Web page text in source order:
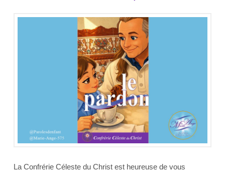
La Confrérie Céleste du Christ est heureuse de vous